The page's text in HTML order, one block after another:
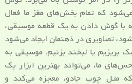
که تمام بخش‌های مغز ما فعال
با گوش دادن به یک قطعه موسیقی،
تصاویری در ذهنمان ایجاد می‌شود
بریزیم یا لبخند بزنیم. موسیقی به
ما، می‌تواند بهترین ابزار یک
که مثل چوب جادو، معجزه می‌کند و